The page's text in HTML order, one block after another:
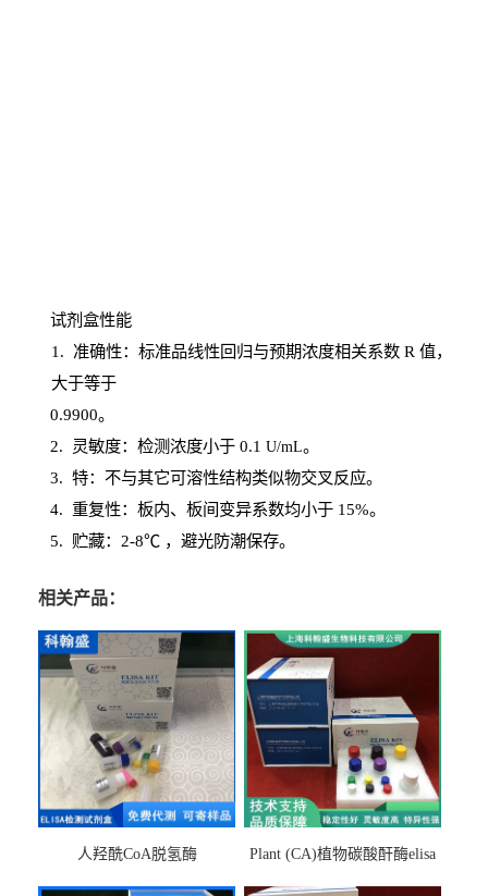
试剂盒性能
1 . 准确性：标准品线性回归与预期浓度相关系数 R 值，
大于等于
0.9900。
2. 灵敏度：检测浓度小于0.1 U/mL。
3. 特：不与其它可溶性结构类似物交叉反应。
4. 重复性：板内、板间变异系数均小于15%。
5. 贮藏：2-8℃ ，避光防潮保存。
相关产品：
人羟酰CoA脱氢酶
Plant (CA)植物碳酸酐酶elisa